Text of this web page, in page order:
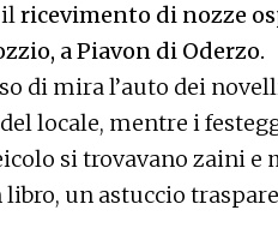
ilricevimento di nozze
a Piavon di Oderzo.
di mira l’auto dei
locale, mentre i
si trovavano zaini
un astuccio